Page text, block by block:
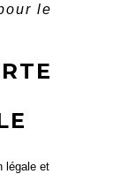
le
légale et